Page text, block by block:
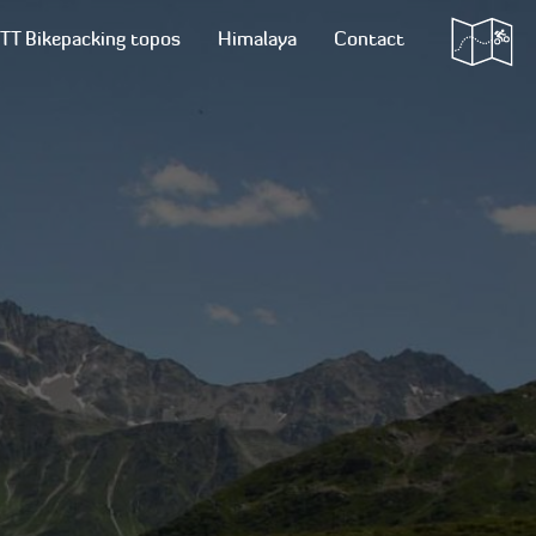
Bikepacking topos Himalaya Contact